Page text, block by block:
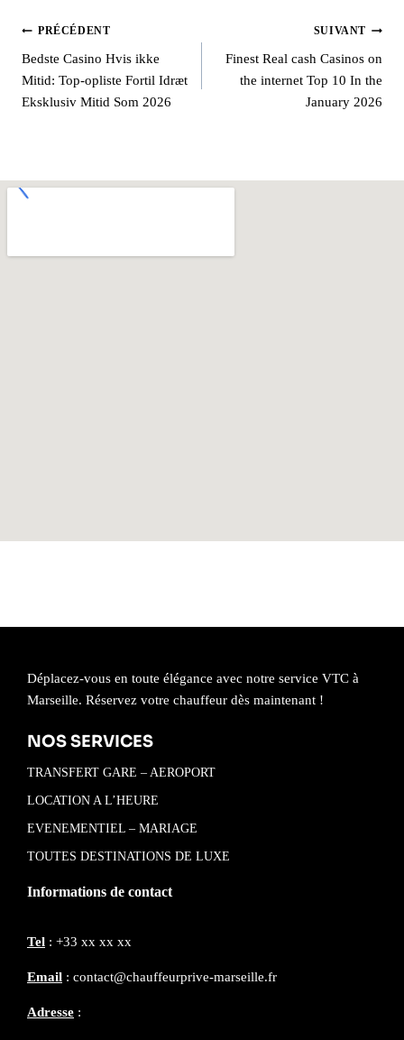
PRÉCÉDENT
Bedste Casino Hvis ikke
Mitid: Top-opliste Fortil Idræt
Eksklusiv Mitid Som 2026
SUIVANT
Finest Real cash Casinos on
the internet Top 10 In the
January 2026
Déplacez-vous en toute élégance avec notre service VTC à
Marseille. Réservez votre chauffeur dès maintenant !
NOS SERVICES
TRANSFERT GARE – AEROPORT
LOCATION A L’HEURE
EVENEMENTIEL – MARIAGE
TOUTES DESTINATIONS DE LUXE
Informations de contact
Tel : +33 xx xx xx
Email : contact@chauffeurprive-marseille.fr
Adresse :